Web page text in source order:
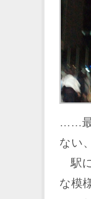
……最
ない
駅
な模